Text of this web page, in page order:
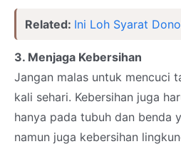
Related: Ini Loh Syarat
3. Menjaga Kebersihan
Jangan malas untuk mencuci
kali sehari. Kebersihan juga
hanya pada tubuh dan benda
namun juga kebersihan